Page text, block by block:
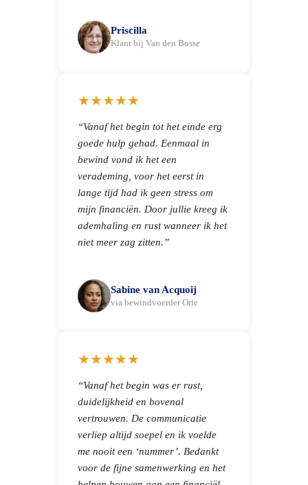
Priscilla
Klant bij Van den Bosse
★★★★★
“Vanaf het begin tot het einde erg
goede hulp gehad. Eenmaal in
bewind vond ik het een
verademing, voor het eerst in
lange tijd had ik geen stress om
mijn financiën. Door jullie kreeg ik
ademhaling en rust wanneer ik het
niet meer zag zitten.”
Sabine van Acquoij
via bewindvoerder Orie
★★★★★
“Vanaf het begin was er rust,
duidelijkheid en bovenal
vertrouwen. De communicatie
verliep altijd soepel en ik voelde
me nooit een ‘nummer’. Bedankt
voor de fijne samenwerking en het